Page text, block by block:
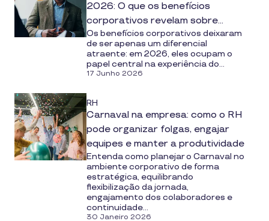
2026: O que os benefícios
corporativos revelam sobre
engajamento e retenção
Os benefícios corporativos deixaram
de ser apenas um diferencial
atraente: em 2026, eles ocupam o
papel central na experiência do...
17 Junho 2026
RH
Carnaval na empresa: como o RH
pode organizar folgas, engajar
equipes e manter a produtividade
Entenda como planejar o Carnaval no
ambiente corporativo de forma
estratégica, equilibrando
flexibilização da jornada,
engajamento dos colaboradores e
continuidade...
30 Janeiro 2026